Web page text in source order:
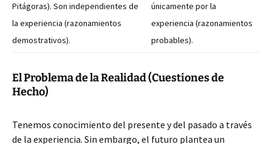
Pitágoras). Son independientes de
la experiencia (razonamientos
demostrativos).
únicamente por la
experiencia (razonamientos
probables).
El Problema de la Realidad (Cuestiones de
Hecho)
Tenemos conocimiento del presente y del pasado a través
de la experiencia. Sin embargo, el futuro plantea un